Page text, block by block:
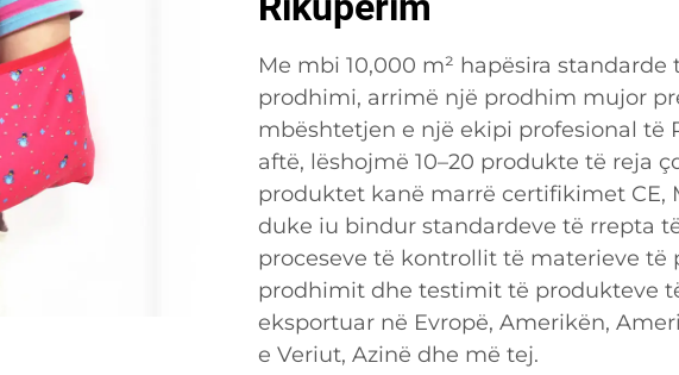
Me mbi 10,000 m² hapësira
prodhimi, arrimë një prodhim mujor
mbështetjen e një ekipi profesional të
aftë, lëshojmë 10–20 produkte të reja
produktet kanë marrë certifikimet CE,
duke iu bindur standardeve të rrepta
proceseve të kontrollit të materieve të
prodhimit dhe testimit të produkteve
eksportuar në Evropë, Amerikën,
e Veriut, Azinë dhe më tej.